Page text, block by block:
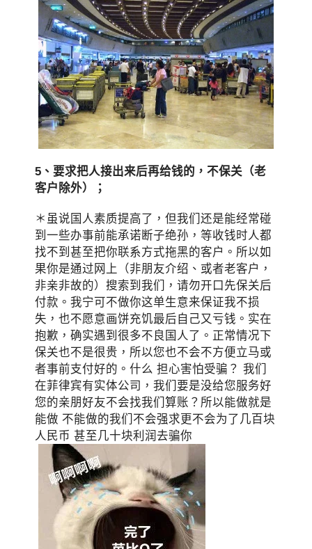
5、要求把人接出来后再给钱的，不保关（老
客户除外）；
＊虽说国人素质提高了，但我们还是能经常碰
到一些办事前能承诺断子绝孙，等收钱时人都
找不到甚至把你联系方式拖黑的客户。所以如
果你是通过网上（非朋友介绍、或者老客户，
非亲非故的）搜索到我们，请勿开口先保关后
付款。我宁可不做你这单生意来保证我不损
失，也不愿意画饼充饥最后自己又亏钱。实在
抱歉，确实遇到很多不良国人了。正常情况下
保关也不是很贵，所以您也不会不方便立马或
者事前支付好的。什么 担心害怕受骗？ 我们
在菲律宾有实体公司，我们要是没给您服务好
您的亲朋好友不会找我们算账？所以能做就是
能做 不能做的我们不会强求更不会为了几百块
人民币 甚至几十块利润去骗你